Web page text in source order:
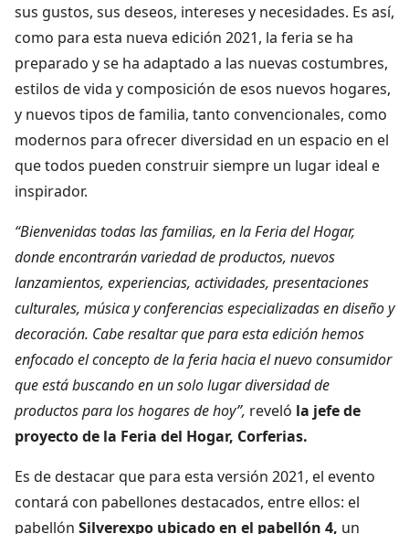
sus gustos, sus deseos, intereses y necesidades. Es así,
como para esta nueva edición 2021, la feria se ha
preparado y se ha adaptado a las nuevas costumbres,
estilos de vida y composición de esos nuevos hogares,
y nuevos tipos de familia, tanto convencionales, como
modernos para ofrecer diversidad en un espacio en el
que todos pueden construir siempre un lugar ideal e
inspirador.
“Bienvenidas todas las familias, en la Feria del Hogar,
donde encontrarán variedad de productos, nuevos
lanzamientos, experiencias, actividades, presentaciones
culturales, música y conferencias especializadas en diseño y
decoración. Cabe resaltar que para esta edición hemos
enfocado el concepto de la feria hacia el nuevo consumidor
que está buscando en un solo lugar diversidad de
productos para los hogares de hoy”, reveló la jefe de
proyecto de la Feria del Hogar, Corferias.
Es de destacar que para esta versión 2021, el evento
contará con pabellones destacados, entre ellos: el
pabellón Silverexpo ubicado en el pabellón 4, un